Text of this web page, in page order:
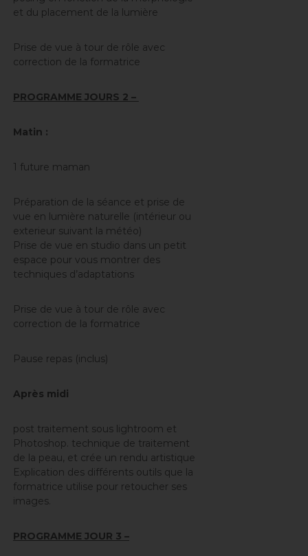
et du placement de la lumière
Prise de vue à tour de rôle avec
correction de la formatrice
PROGRAMME JOURS 2 –
Matin :
1 future maman
Préparation de la séance et prise de
vue en lumière naturelle (intérieur ou
exterieur suivant la météo)
Prise de vue en studio dans un petit
espace pour vous montrer des
techniques d’adaptations
Prise de vue à tour de rôle avec
correction de la formatrice
Pause repas (inclus)
Après midi
post traitement sous lightroom et
Photoshop. technique de traitement
de la peau, et crée un rendu artistique
Explication des différents outils que la
formatrice utilise pour retoucher ses
images.
PROGRAMME JOUR 3 –